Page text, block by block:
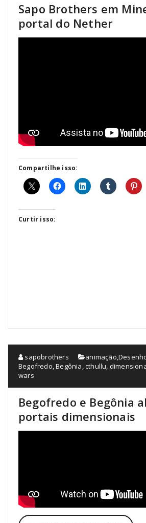
Sapo Brothers em
portal do Nether
Compartilhe isso:
Curtir isso:
sapobrothers animação,
Begofredo,Begônia,cthullu,
wars
Begofredo e Begônia
portais dimensionais